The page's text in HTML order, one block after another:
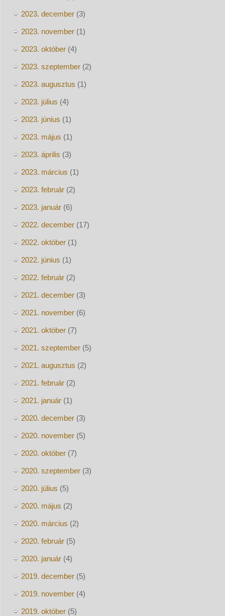
2023. december(3)
2023. november(1)
2023. október(4)
2023. szeptember(2)
2023. augusztus (1)
2023. július (4)
2023. június (1)
2023. május (1)
2023. április (3)
2023. március (1)
2023. február(2)
2023. január(6)
2022. december(17)
2022. október(1)
2022. június (1)
2022. február(2)
2021. december(3)
2021. november(6)
2021. október(7)
2021. szeptember(5)
2021. augusztus (2)
2021. február(2)
2021. január(1)
2020. december(3)
2020. november(5)
2020. október(7)
2020. szeptember(3)
2020. július (5)
2020. május (2)
2020. március (2)
2020. február(5)
2020. január(4)
2019. december(5)
2019. november(4)
2019. október(5)